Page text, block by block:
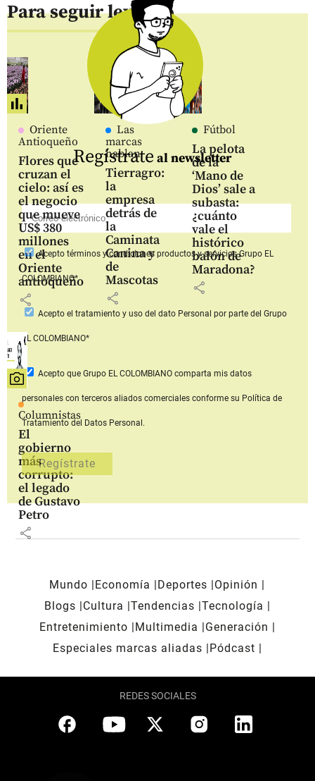
Para seguir leyendo
Oriente
Antioqueño
Flores que
cruzan el
cielo: así es
el negocio
que mueve
US$ 380
millones
en el
Oriente
antioqueño
share
Las
marcas
hablan
Tierragro:
la
empresa
detrás de
la
Caminata
Canina y
de
Mascotas
share
Fútbol
La pelota
de la
‘Mano de
Dios’ sale a
subasta:
¿cuánto
vale el
histórico
balón de
Maradona?
share
Columnistas
El
gobierno
más
corrupto:
el legado
de Gustavo
Petro
share
Regístrate al newsletter
Aceptotérminos y condiciones productos y serviciosGrupo EL
COLOMBIANO*
Acepto el tratamiento y uso del dato Personal por parte del Grupo
EL COLOMBIANO*
Acepto que Grupo EL COLOMBIANOcomparta mis datos
personales con terceros aliados comerciales conforme su Política de
Tratamiento del Datos Personal.
Mundo Economía Deportes
Opinión
Blogs
Cultura Tendencias Tecnología
Entretenimiento
Multimedia
Generación
Especiales marcas aliadas
Pódcast
REDES SOCIALES